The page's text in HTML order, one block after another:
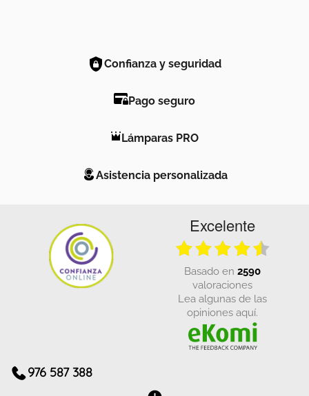
Confianza y seguridad
Pago seguro
Lámparas PRO
Asistencia personalizada
Excelente
basado en 2590
valoraciones
Lea algunas de las
opiniones aquí.
976 587 388